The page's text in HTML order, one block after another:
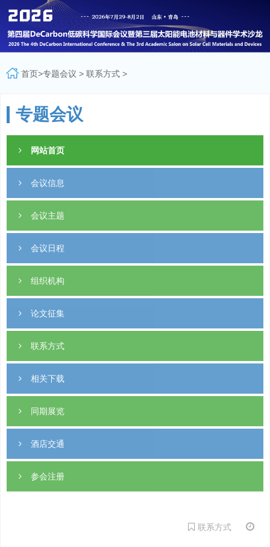
首页>专题会议 > 联系方式>
专题会议
网站首页
会议信息
会议主题
会议日程
组织机构
论文征集
联系方式
相关下载
同期展览
酒店交通
参会注册
联系方式